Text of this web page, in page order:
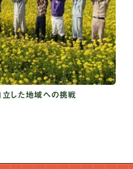
立した地域への挑戦